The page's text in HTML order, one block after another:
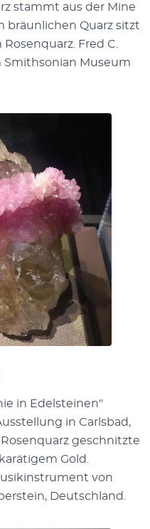
stammt aus der Mine
bräunlichen Quarz sitzt
Fred C.
Museum
in Edelsteinen"
in Carlsbad,
geschnitzte
Gold.
von
Deutschland.